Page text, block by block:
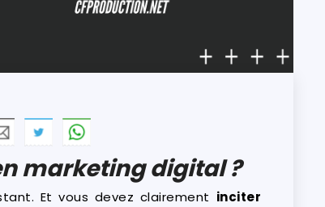
marketing digital ?
Et vous devez clairement inciter